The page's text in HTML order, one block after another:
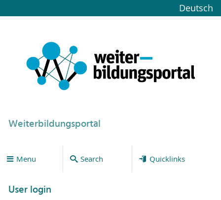
Deutsch
Weiterbildungsportal
Menu Search Quicklinks
User login